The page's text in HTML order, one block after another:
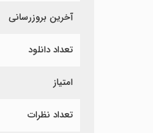
آخرین بروزرسانی
تعداد دانلود
امتیاز
تعداد نظرات